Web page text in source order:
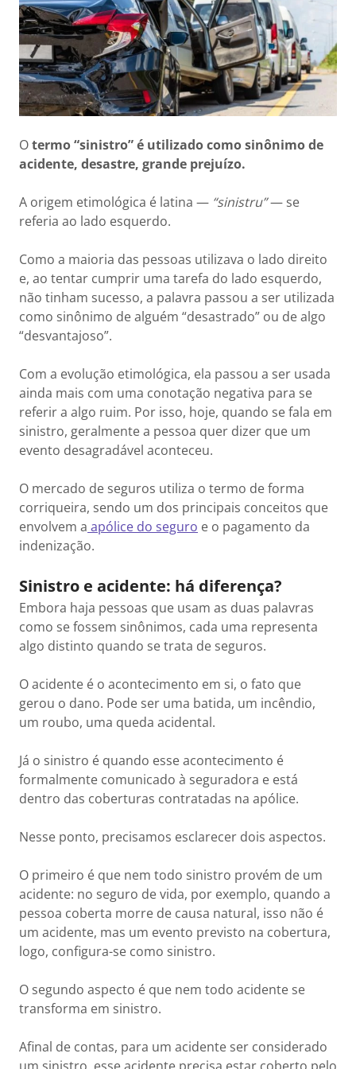
Otermo “sinistro” é utilizado como sinônimo de
acidente, desastre, grande prejuízo.
A origem etimológica é latina — “sinistru”— se
referia ao lado esquerdo.
Como a maioria das pessoas utilizava o lado direito
e, ao tentar cumprir uma tarefa do lado esquerdo,
não tinham sucesso, a palavra passou a ser utilizada
como sinônimo de alguém “desastrado” ou de algo
“desvantajoso”.
Com a evolução etimológica, ela passou a ser usada
ainda mais com uma conotação negativa para se
referir a algo ruim. Por isso, hoje, quando se fala em
sinistro, geralmente a pessoa quer dizer que um
evento desagradável aconteceu.
O mercado de seguros utiliza o termo de forma
corriqueira, sendo um dos principais conceitos que
envolvem a apólice do seguro e o pagamento da
indenização.
Sinistro e acidente: há diferença?
Embora haja pessoas que usam as duas palavras
como se fossem sinônimos, cada uma representa
algo distinto quando se trata de seguros.
O acidente é o acontecimento em si, o fato que
gerou o dano. Pode ser uma batida, um incêndio,
um roubo, uma queda acidental.
Já o sinistro é quando esse acontecimento é
formalmente comunicado à seguradora e está
dentro das coberturas contratadas na apólice.
Nesse ponto, precisamos esclarecer dois aspectos.
O primeiro é que nem todo sinistro provém de um
acidente: no seguro de vida, por exemplo, quando a
pessoa coberta morre de causa natural, isso não é
um acidente, mas um evento previsto na cobertura,
logo, configura-se como sinistro.
O segundo aspecto é que nem todo acidente se
transforma em sinistro.
Afinal de contas, para um acidente ser considerado